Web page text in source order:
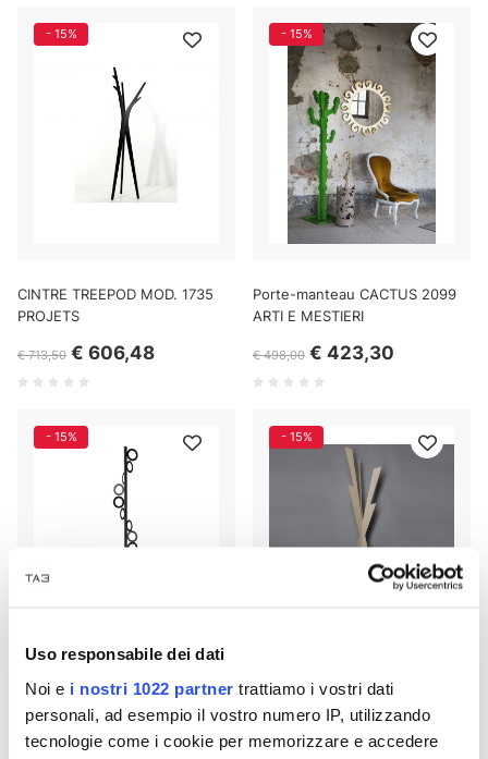
Uso responsabile dei dati
Noi e i nostri 1022 partner trattiamo i vostri dati
personali, ad esempio il vostro numero IP, utilizzando
tecnologie come i cookie per memorizzare e accedere
- 15%
CINTRE TREEPOD MOD. 1735
PROJETS
€ 713,50 € 606,48
- 15%
Porte-manteau CACTUS 2099
ARTI E MESTIERI
€ 498,00 € 423,30
- 15%
Tuttizeri 5121 ARTS AND
CRAFTS porte-manteau de sol
- 15%
Porte-manteau ZEUS 2954
ARTS AND CRAFTS